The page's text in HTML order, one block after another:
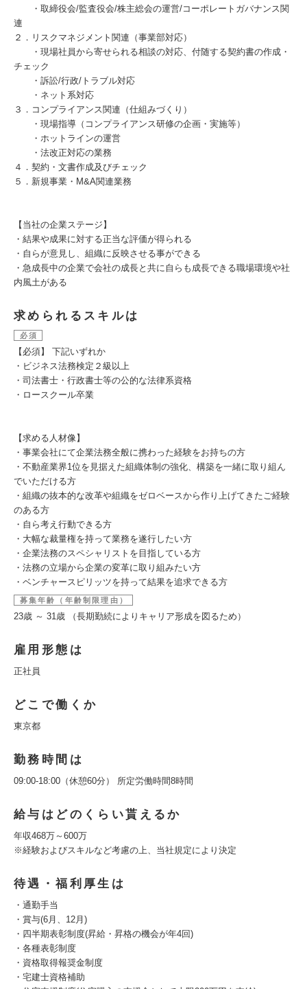
・取締役会/監査役会/株主総会の運営/コーポレートガバナンス関
連
２．リスクマネジメント関連（事業部対応）
・現場社員から寄せられる相談の対応、付随する契約書の作成・
チェック
・訴訟/行政/トラブル対応
・ネット系対応
３．コンプライアンス関連（仕組みづくり）
・現場指導（コンプライアンス研修の企画・実施等）
・ホットラインの運営
・法改正対応の業務
４．契約・文書作成及びチェック
５．新規事業・M&A関連業務
【当社の企業ステージ】
・結果や成果に対する正当な評価が得られる
・自らが意見し、組織に反映させる事ができる
・急成長中の企業で会社の成長と共に自らも成長できる職場環境や社
内風土がある
求められるスキルは
必須
【必須】 下記いずれか
・ビジネス法務検定２級以上
・司法書士・行政書士等の公的な法律系資格
・ロースクール卒業
【求める人材像】
・事業会社にて企業法務全般に携わった経験をお持ちの方
・不動産業界1位を見据えた組織体制の強化、構築を一緒に取り組ん
でいただける方
・組織の抜本的な改革や組織をゼロベースから作り上げてきたご経験
のある方
・自ら考え行動できる方
・大幅な裁量権を持って業務を遂行したい方
・企業法務のスペシャリストを目指している方
・法務の立場から企業の変革に取り組みたい方
・ベンチャースピリッツを持って結果を追求できる方
募集年齢（年齢制限理由）
23歳 ～ 31歳 （長期勤続によりキャリア形成を図るため）
雇用形態は
正社員
どこで働くか
東京都
勤務時間は
09:00-18:00（休憩60分） 所定労働時間8時間
給与はどのくらい貰えるか
年収468万～600万
※経験およびスキルなど考慮の上、当社規定により決定
待遇・福利厚生は
・通勤手当
・賞与(6月、12月)
・四半期表彰制度(昇給・昇格の機会が年4回)
・各種表彰制度
・資格取得報奨金制度
・宅建士資格補助